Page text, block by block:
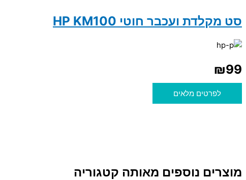
סט מקלדת ועכבר חוטי HP KM100
₪99
לפרטים מלאים
מוצרים נוספים מאותה קטגוריה